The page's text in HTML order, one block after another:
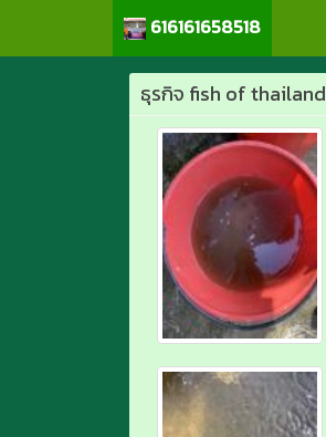
616161658518
ธุรกิจ fish of thailand